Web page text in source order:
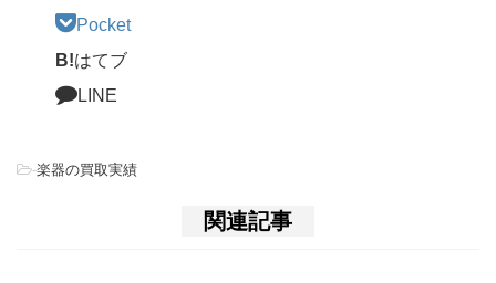
Pocket
B!はてブ
LINE
-楽器の買取実績
関連記事